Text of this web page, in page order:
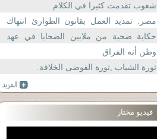
شعوب تقدمت كثيرا في الكلام
مصر: تمديد العمل بقانون الطوارئ انتهاك
للحقوق
حكاية ضحية من ملايين الضحايا في عهد
مبارك
وظن أنه الفراق
ثورة الشباب ,ثورة الفوضى الخلاقة.
فيديو مختار